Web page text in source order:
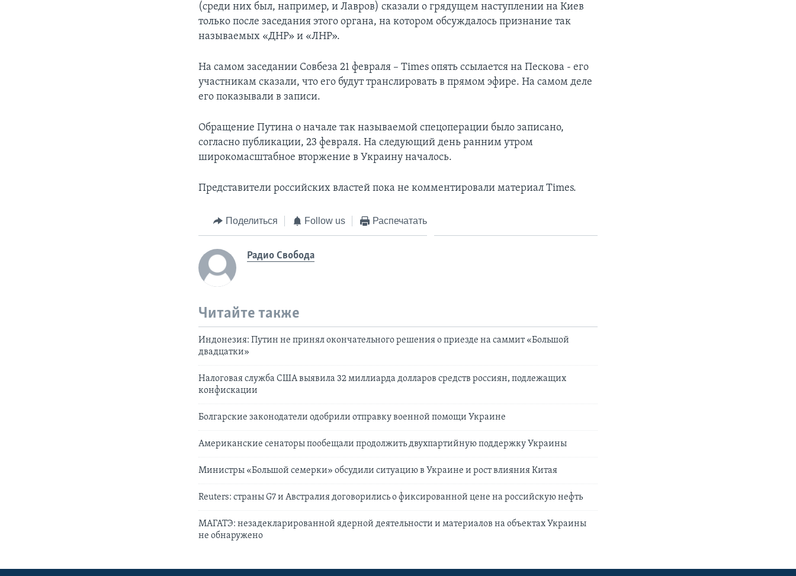
(среди них был, например, и Лавров) сказали о грядущем наступлении на Киев
только после заседания этого органа, на котором обсуждалось признание так
называемых «ДНР» и «ЛНР».
На самом заседании Совбеза 21 февраля – Times опять ссылается на Пескова - его
участникам сказали, что его будут транслировать в прямом эфире. На самом деле
его показывали в записи.
Обращение Путина о начале так называемой спецоперации было записано,
согласно публикации, 23 февраля. На следующий день ранним утром
широкомасштабное вторжение в Украину началось.
Представители российских властей пока не комментировали материал Times.
Поделиться Follow us Распечатать
Радио Свобода
Читайте также
Индонезия: Путин не принял окончательного решения о приезде на саммит «Большой
двадцатки»
Налоговая служба США выявила 32 миллиарда долларов средств россиян, подлежащих
конфискации
Болгарские законодатели одобрили отправку военной помощи Украине
Американские сенаторы пообещали продолжить двухпартийную поддержку Украины
Министры «Большой семерки» обсудили ситуацию в Украине и рост влияния Китая
Reuters: страны G7 и Австралия договорились о фиксированной цене на российскую нефть
МАГАТЭ: незадекларированной ядерной деятельности и материалов на объектах Украины
не обнаружено